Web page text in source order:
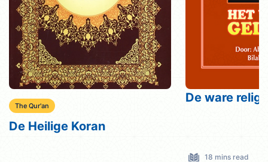
The Qur'an
De Heilige Koran
De ware
18 mins read